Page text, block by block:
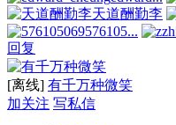
天道酬勤李
576105...
回复
[离线] 有千万种微笑
加关注 写私信